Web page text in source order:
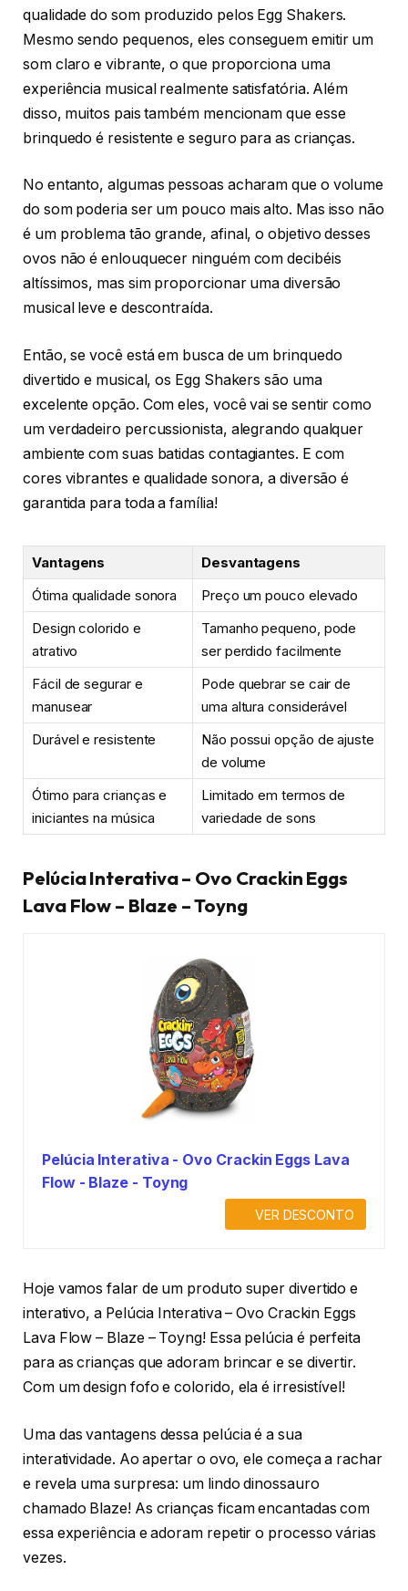
qualidade do som produzido pelos Egg Shakers.
Mesmo sendo pequenos, eles conseguem emitir um
som claro e vibrante, o que proporciona uma
experiência musical realmente satisfatória. Além
disso, muitos pais também mencionam que esse
brinquedo é resistente e seguro para as crianças.
No entanto, algumas pessoas acharam que o volume
do som poderia ser um pouco mais alto. Mas isso não
é um problema tão grande, afinal, o objetivo desses
ovos não é enlouquecer ninguém com decibéis
altíssimos, mas sim proporcionar uma diversão
musical leve e descontraída.
Então, se você está em busca de um brinquedo
divertido e musical, os Egg Shakers são uma
excelente opção. Com eles, você vai se sentir como
um verdadeiro percussionista, alegrando qualquer
ambiente com suas batidas contagiantes. E com
cores vibrantes e qualidade sonora, a diversão é
garantida para toda a família!
Vantagens
Desvantagens
Ótima qualidade sonora
Preço um pouco elevado
Design colorido e
atrativo
Tamanho pequeno, pode
ser perdido facilmente
Fácil de segurar e
manusear
Pode quebrar se cair de
uma altura considerável
Durável e resistente
Não possui opção de ajuste
de volume
Ótimo para crianças e
iniciantes na música
Limitado em termos de
variedade de sons
Pelúcia Interativa – Ovo Crackin Eggs
Lava Flow – Blaze – Toyng
Pelúcia Interativa - Ovo Crackin Eggs Lava
Flow - Blaze - Toyng
VER DESCONTO
Hoje vamos falar de um produto super divertido e
interativo, a Pelúcia Interativa – Ovo Crackin Eggs
Lava Flow – Blaze – Toyng! Essa pelúcia é perfeita
para as crianças que adoram brincar e se divertir.
Com um design fofo e colorido, ela é irresistível!
Uma das vantagens dessa pelúcia é a sua
interatividade. Ao apertar o ovo, ele começa a rachar
e revela uma surpresa: um lindo dinossauro
chamado Blaze! As crianças ficam encantadas com
essa experiência e adoram repetir o processo várias
vezes.